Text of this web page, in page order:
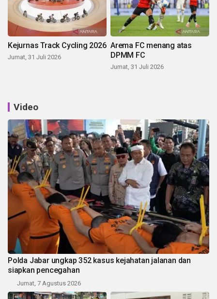
Kejurnas Track Cycling 2026
Jumat, 31 Juli 2026
Arema FC menang atas
DPMM FC
Jumat, 31 Juli 2026
Video
Polda Jabar ungkap 352 kasus kejahatan jalanan dan
siapkan pencegahan
Jumat, 7 Agustus 2026